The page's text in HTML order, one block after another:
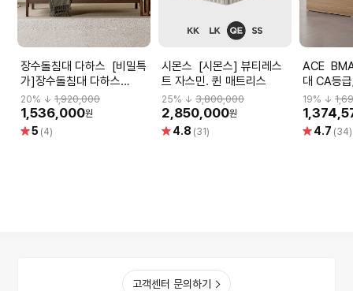
장수돌침대 다하스 [비밀특
가]장수돌침대 다하스
1342P 맥반석 돌쇼파
20% ↓ 1,920,000
1,536,000원
별5 (4)
시몬스 [시몬스] 뷰티레스
트 자스민. 퀸 매트리스
25% ↓3,800,000
2,850,000원
별 4.8 (31)
ACE BMA 1086-C 수납침
대 CA등
19% ↓
별 4.7 (34)
고객센터 문의하기